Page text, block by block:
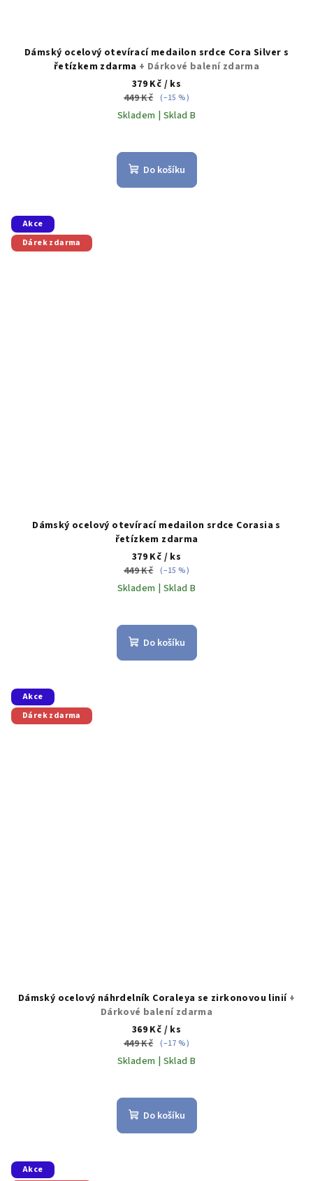
Dámský ocelový otevírací medailon srdce Cora Silver s
řetízkem zdarma + Dárkové balení zdarma
379 Kč / ks
449 Kč (–15 %)
Skladem | Sklad B
Do košíku
Akce
Dárek zdarma
Dámský ocelový otevírací medailon srdce Corasia s
řetízkem zdarma
379 Kč / ks
449 Kč (–15 %)
Skladem | Sklad B
Do košíku
Akce
Dárek zdarma
Dámský ocelový náhrdelník Coraleya se zirkonovou linií +
Dárkové balení zdarma
369 Kč / ks
449 Kč (–17 %)
Skladem | Sklad B
Do košíku
Akce